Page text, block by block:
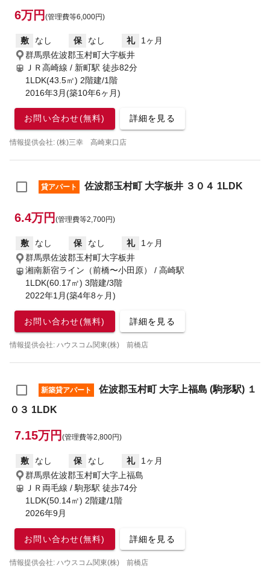
6万円 (管理費等6,000円)
敷 なし 保 なし 礼
1ヶ月
群馬県佐波郡玉村町大字板井
ＪＲ高崎線 / 新町駅 徒歩82分
1LDK(43.5㎡) 2階建/1階
2016年3月(築10年6ヶ月)
お問い合わせ(無料) 詳細を見る
情報提供会社: (株)三幸 高崎東口店
貸アパート 佐波郡玉村町 大字板井 ３０４ 1LDK
6.4万円 (管理費等2,700円)
敷 なし 保 なし 礼
1ヶ月
群馬県佐波郡玉村町大字板井
湘南新宿ライン（前橋〜小田原） / 高崎駅
1LDK(60.17㎡) 3階建/3階
2022年1月(築4年8ヶ月)
お問い合わせ(無料) 詳細を見る
情報提供会社: ハウスコム関東(株) 前橋店
新築貸アパート
佐波郡玉村町 大字上福島 (駒形駅) １
０３ 1LDK
7.15万円 (管理費等2,800円)
敷 なし 保 なし 礼
1ヶ月
群馬県佐波郡玉村町大字上福島
ＪＲ両毛線 / 駒形駅 徒歩74分
1LDK(50.14㎡) 2階建/1階
2026年9月
お問い合わせ(無料) 詳細を見る
情報提供会社: ハウスコム関東(株) 前橋店